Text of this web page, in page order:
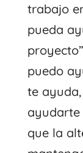
trabajo
pueda
puedo
te
ayudarte
que la